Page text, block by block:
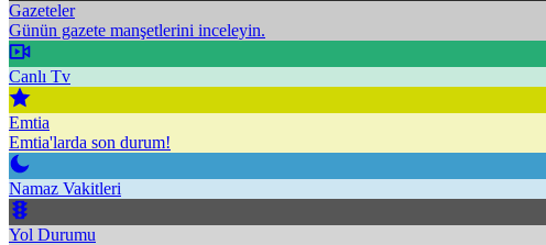
Gazeteler
Günün gazete manşetlerini inceleyin.
Canlı Tv
Emtia
Emtia'larda son durum!
Namaz Vakitleri
Yol Durumu